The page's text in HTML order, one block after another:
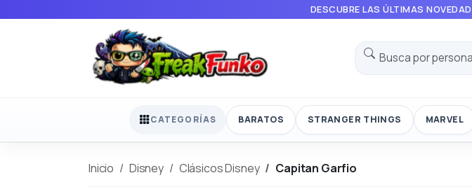
DESCUBRE LAS ÚLTIMAS
CATEGORÍAS BARATOS STRANGER THINGS MARVEL
Inicio Disney Clásicos Disney Capitan Garfio